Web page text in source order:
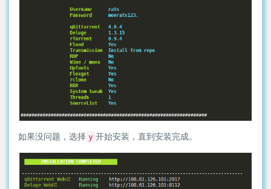
如果没问题，选择 y 开始安装，直到安装完成。